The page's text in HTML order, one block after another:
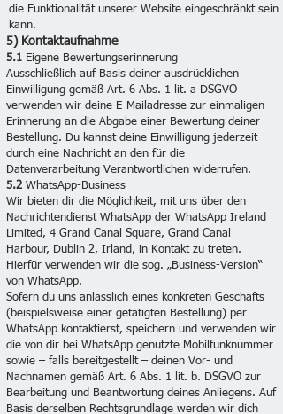
die Funktionalität unserer Website eingeschränkt sein
kann.
5) Kontaktaufnahme
5.1 Eigene Bewertungserinnerung
Ausschließlich auf Basis deiner ausdrücklichen
Einwilligung gemäß Art. 6 Abs. 1 lit. a DSGVO
verwenden wir deine E-Mailadresse zur einmaligen
Erinnerung an die Abgabe einer Bewertung deiner
Bestellung. Du kannst deine Einwilligung jederzeit
durch eine Nachricht an den für die
Datenverarbeitung Verantwortlichen widerrufen.
5.2 WhatsApp-Business
Wir bieten dir die Möglichkeit, mit uns über den
Nachrichtendienst WhatsApp der WhatsApp Ireland
Limited, 4 Grand Canal Square, Grand Canal
Harbour, Dublin 2, Irland, in Kontakt zu treten.
Hierfür verwenden wir die sog. „Business-Version“
von WhatsApp.
Sofern du uns anlässlich eines konkreten Geschäfts
(beispielsweise einer getätigten Bestellung) per
WhatsApp kontaktierst, speichern und verwenden wir
die von dir bei WhatsApp genutzte Mobilfunknummer
sowie – falls bereitgestellt – deinen Vor- und
Nachnamen gemäß Art. 6 Abs. 1 lit. b. DSGVO zur
Bearbeitung und Beantwortung deines Anliegens. Auf
Basis derselben Rechtsgrundlage werden wir dich